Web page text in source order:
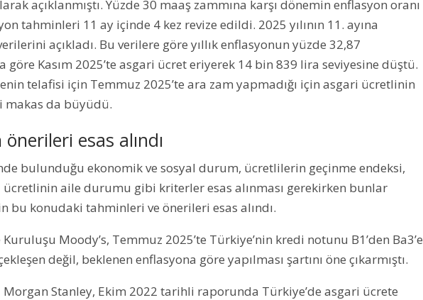
açıklanmıştı. Yüzde 30 maaş zammına karşı dönemin enflasyon oranı
tahminleri 11 ay içinde 4 kez revize edildi. 2025 yılının 11. ayına
açıkladı. Bu verilere göre yıllık enflasyonun yüzde 32,87
Kasım 2025’te asgari ücret eriyerek 14 bin 839 lira seviyesine düştü.
telafisi için Temmuz 2025’te ara zam yapmadığı için asgari ücretlinin
makas da büyüdü.
esas alındı
bulunduğu ekonomik ve sosyal durum, ücretlilerin geçinme endeksi,
ücretlinin aile durumu gibi kriterler esas alınması gerekirken bunlar
bu konudaki tahminleri ve önerileri esas alındı.
Moody’s, Temmuz 2025’te Türkiye’nin kredi notunu B1’den Ba3’e
değil, beklenen enflasyona göre yapılması şartını öne çıkarmıştı.
Morgan Stanley, Ekim 2022 tarihli raporunda Türkiye’de asgari ücrete